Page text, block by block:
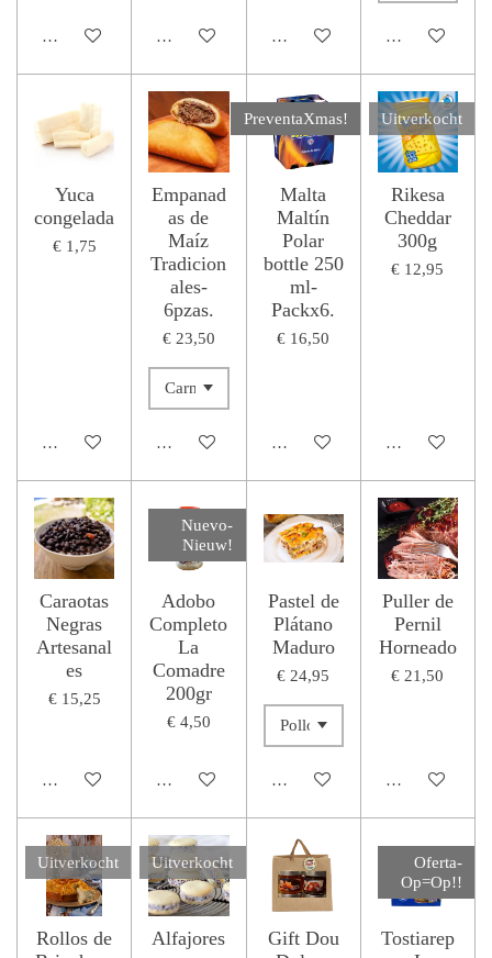
Houd mij op de hoogteHoud mij op de hoogteHoud mij op de hoogteBekijk details
Yuca
congelada
€ 1,75
In winkelwagen
Empanad
as de
Maíz
Tradicion
ales-
6pzas.
€ 23,50
In winkelwagen
PreventaXmas!
Malta
Maltín
Polar
bottle 250
ml-
Packx6.
€ 16,50
Houd mij op de hoogte
Uitverkocht
Rikesa
Cheddar
300g
€ 12,95
Houd mij op
Caraotas
Negras
Artesanal
es
€ 15,25
In winkelwagen
Nuevo-
Nieuw!
Adobo
Completo
La
Comadre
200gr
€ 4,50
Houd mij op de hoogte
Pastel de
Plátano
Maduro
€ 24,95
In winkelwagen
Puller de
Pernil
Horneado
€ 21,50
In
Uitverkocht
Rollos de
Uitverkocht
Alfajores
Gift Dou
Oferta-
Op=Op!!
Tostiarep